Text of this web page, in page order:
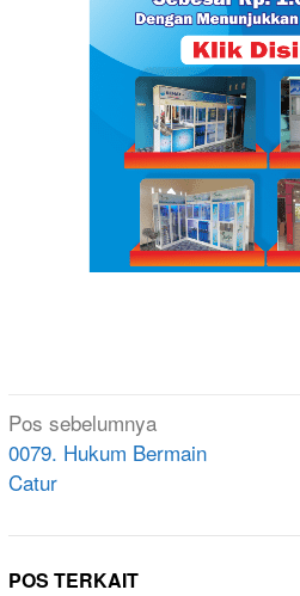
Navigasi
pos
Pos sebelumnya
0079. Hukum Bermain
Catur
POS TERKAIT